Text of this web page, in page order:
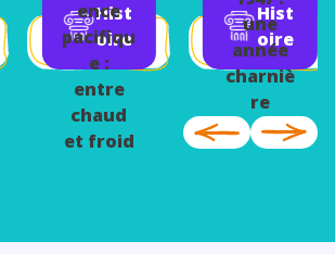
Hist
oire
ence
pacifiqu
e :
entre
chaud
et froid
Hist
oire
une
année
charniè
re